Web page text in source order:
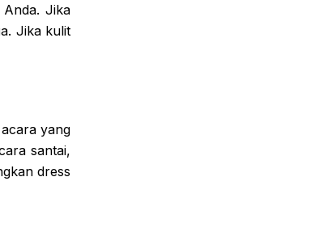
Jika
Jika kulit
yang
santai,
dress